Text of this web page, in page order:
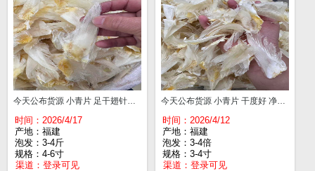
今天公布货源 小青片 足干翅针多 4-6寸¥540
时间：2026/4/17
产地：福建
泡发：3-4斤
规格：4-6寸
渠道： 登录可见
今天公布货源 小青片 干度好 净头翅针多 3-4寸¥475
时间：2026/4/12
产地：福建
泡发：3-4倍
规格：3-4寸
渠道：登录可见